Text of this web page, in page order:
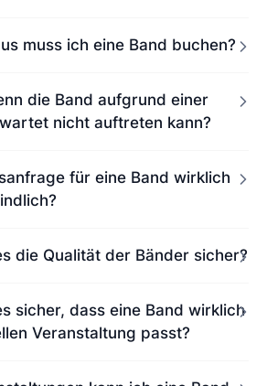
muss ich eine Band buchen?
die Band aufgrund einer
nicht auftreten kann?
für eine Band wirklich
die Qualität der Bänder sicher?
sicher, dass eine Band wirklich
Veranstaltung passt?